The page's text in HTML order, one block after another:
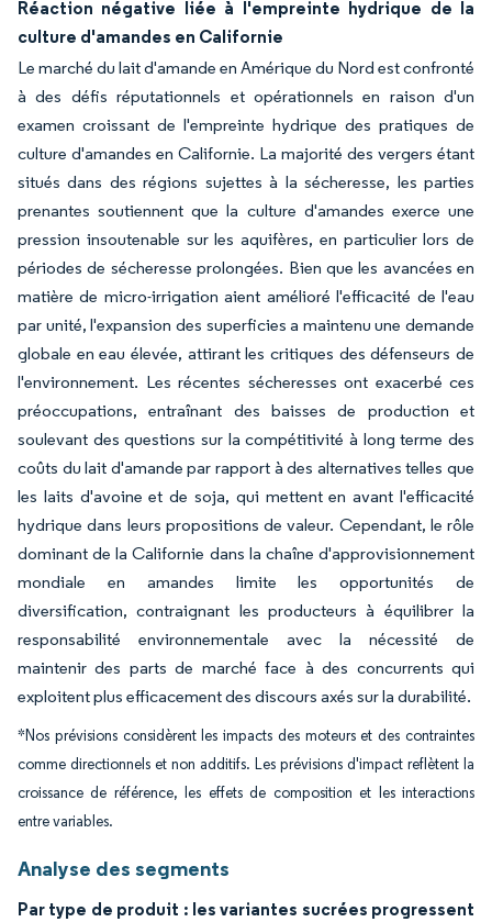
Réaction négative liée à l'empreinte hydrique de la
culture d'amandes en Californie
Le marché du lait d'amande en Amérique du Nord est confronté
à des défis réputationnels et opérationnels en raison d'un
examen croissant de l'empreinte hydrique des pratiques de
culture d'amandes en Californie. La majorité des vergers étant
situés dans des régions sujettes à la sécheresse, les parties
prenantes soutiennent que la culture d'amandes exerce une
pression insoutenable sur les aquifères, en particulier lors de
périodes de sécheresse prolongées. Bien que les avancées en
matière de micro-irrigation aient amélioré l'efficacité de l'eau
par unité, l'expansion des superficies a maintenu une demande
globale en eau élevée, attirant les critiques des défenseurs de
l'environnement. Les récentes sécheresses ont exacerbé ces
préoccupations, entraînant des baisses de production et
soulevant des questions sur la compétitivité à long terme des
coûts du lait d'amande par rapport à des alternatives telles que
les laits d'avoine et de soja, qui mettent en avant l'efficacité
hydrique dans leurs propositions de valeur. Cependant, le rôle
dominant de la Californie dans la chaîne d'approvisionnement
mondiale en amandes limite les opportunités de
diversification, contraignant les producteurs à équilibrer la
responsabilité environnementale avec la nécessité de
maintenir des parts de marché face à des concurrents qui
exploitent plus efficacement des discours axés sur la durabilité.
*Nos prévisions considèrent les impacts des moteurs et des contraintes
comme directionnels et non additifs. Les prévisions d'impact reflètent la
croissance de référence, les effets de composition et les interactions
entre variables.
Analyse des segments
Par type de produit : les variantes sucrées progressent